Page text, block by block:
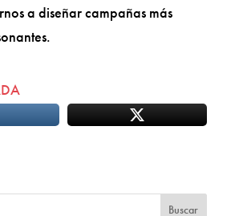
a diseñar campañas más